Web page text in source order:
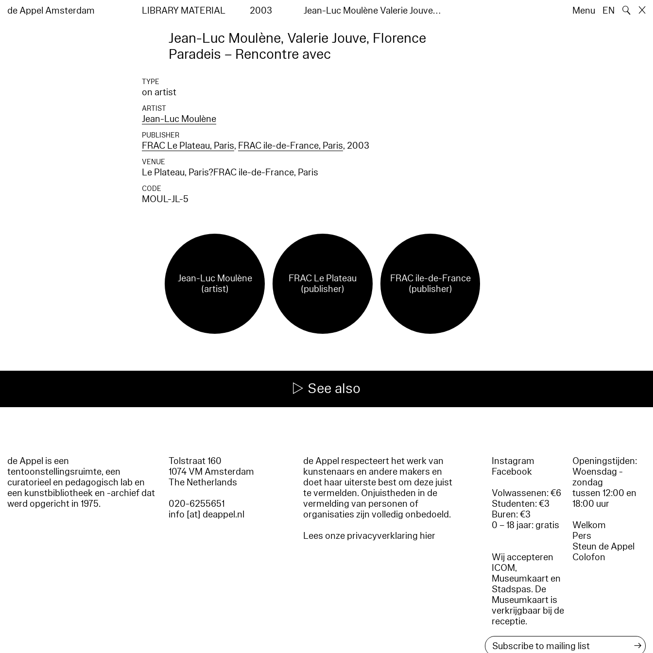
de Appel Amsterdam LIBRARY MATERIAL 2003 Jean-Luc Moulène Valerie Jouve… Menu EN 🔍
Jean-Luc Moulène, Valerie Jouve, Florence
Paradeis – Rencontre avec
TYPE
on artist
ARTIST
Jean-Luc Moulène
PUBLISHER
FRAC Le Plateau, Paris, FRAC ile-de-France, Paris, 2003
VENUE
Le Plateau, Paris?FRAC ile-de-France, Paris
CODE
MOUL-JL-5
Jean-Luc Moulène
(artist)
FRAC Le Plateau
(publisher)
FRAC ile-de-France
(publisher)
See also
de Appel is een
tentoonstellingsruimte, een
curatorieel en pedagogisch lab en
een kunstbibliotheek en -archief dat
werd opgericht in 1975.
Tolstraat 160
1074 VM Amsterdam
The Netherlands
020-6255651
info [at] deappel.nl
de Appel respecteert het werk van
kunstenaars en andere makers en
doet haar uiterste best om deze juist
te vermelden. Onjuistheden in de
vermelding van personen of
organisaties zijn volledig onbedoeld.
Lees onze privacyverklaring hier
Instagram
Facebook
Volwassenen: €6
Studenten: €3
Buren: €3
0 – 18 jaar: gratis
Wij accepteren
ICOM,
Museumkaart en
Stadspas. De
Museumkaart is
verkrijgbaar bij de
receptie.
Openingstijden:
Woensdag -
zondag
tussen 12:00 en
18:00 uur
Welkom
Pers
Steun de Appel
Colofon
→